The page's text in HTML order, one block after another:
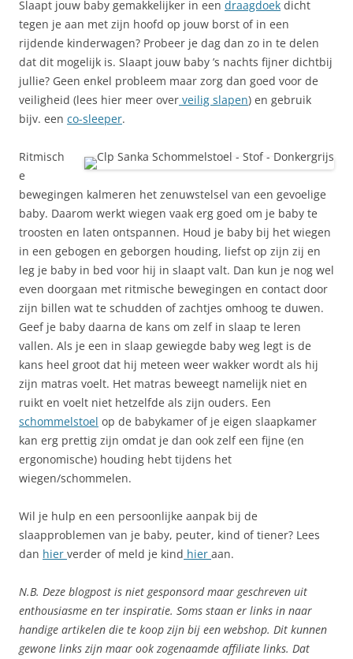
Slaapt jouw baby gemakkelijker in een draagdoek dicht
tegen je aan met zijn hoofd op jouw borst of in een
rijdende kinderwagen? Probeer je dag dan zo in te delen
dat dit mogelijk is. Slaapt jouw baby ’s nachts fijner dichtbij
jullie? Geen enkel probleem maar zorg dan goed voor de
veiligheid (lees hier meer over veilig slapen) en gebruik
bijv. een co-sleeper.
Ritmisch
e
bewegingen kalmeren het zenuwstelsel van een gevoelige
baby. Daarom werkt wiegen vaak erg goed om je baby te
troosten en laten ontspannen. Houd je baby bij het wiegen
in een gebogen en geborgen houding, liefst op zijn zij en
leg je baby in bed voor hij in slaapt valt. Dan kun je nog wel
even doorgaan met ritmische bewegingen en contact door
zijn billen wat te schudden of zachtjes omhoog te duwen.
Geef je baby daarna de kans om zelf in slaap te leren
vallen. Als je een in slaap gewiegde baby weg legt is de
kans heel groot dat hij meteen weer wakker wordt als hij
zijn matras voelt. Het matras beweegt namelijk niet en
ruikt en voelt niet hetzelfde als zijn ouders. Een
schommelstoel op de babykamer of je eigen slaapkamer
kan erg prettig zijn omdat je dan ook zelf een fijne (en
ergonomische) houding hebt tijdens het
wiegen/schommelen.
Wil je hulp en een persoonlijke aanpak bij de
slaapproblemen van je baby, peuter, kind of tiener? Lees
dan hier verder of meld je kind hier aan.
N.B. Deze blogpost is niet gesponsord maar geschreven uit
enthousiasme en ter inspiratie. Soms staan er links in naar
handige artikelen die te koop zijn bij een webshop. Dit kunnen
gewone links zijn maar ook zogenaamde affiliate links. Dat